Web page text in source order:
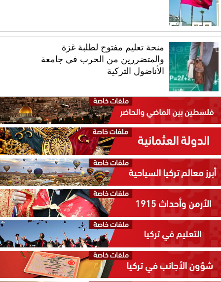
منحة تعليم مفتوح لطلبة غزة
والمتضررين من الحرب في جامعة
الأناضول التركية